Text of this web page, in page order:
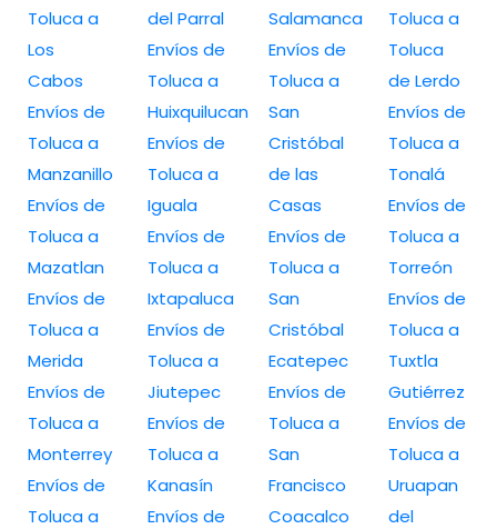
Toluca a
Los
Cabos
Envíos de
Toluca a
Manzanillo
Envíos de
Toluca a
Mazatlan
Envíos de
Toluca a
Merida
Envíos de
Toluca a
Monterrey
Envíos de
Toluca a
del Parral
Envíos de
Toluca a
Huixquilucan
Envíos de
Toluca a
Iguala
Envíos de
Toluca a
Ixtapaluca
Envíos de
Toluca a
Jiutepec
Envíos de
Toluca a
Kanasín
Envíos de
Salamanca
Envíos de
Toluca a
San
Cristóbal
de las
Casas
Envíos de
Toluca a
San
Cristóbal
Ecatepec
Envíos de
Toluca a
San
Francisco
Coacalco
Toluca a
Toluca
de Lerdo
Envíos de
Toluca a
Tonalá
Envíos de
Toluca a
Torreón
Envíos de
Toluca a
Tuxtla
Gutiérrez
Envíos de
Toluca a
Uruapan
del